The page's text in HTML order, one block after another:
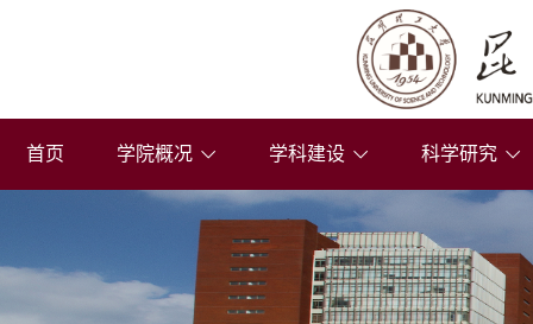
首页 学院概况 学科建设 科学研究